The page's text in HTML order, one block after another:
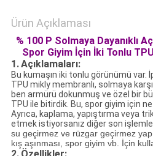
Ürün Açıklaması
% 100 P Solmaya Dayanıklı
Spor Giyim İçin İki Tonlu
1.Açıklamaları:
Bu kumaşın iki tonlu görünümü var.
TPU mikly membranlı, solmaya karşı
ben armürü dokunmuş ve özel bir
TPU ile bitirdik. Bu, spor giyim için
Ayrıca, kaplama, yapıştırma veya
etmek istiyorsanız diğer son
su geçirmez ve rüzgar geçirmez
kış aşınması, spor giyim vb. İçin